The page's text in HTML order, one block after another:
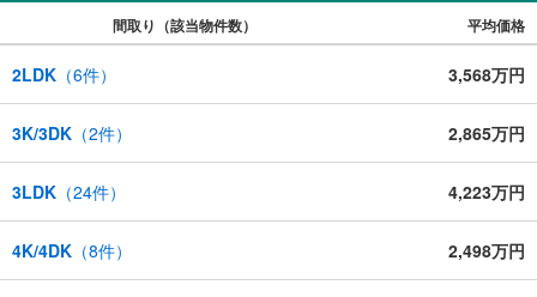
間取り（該当物件数） 平均価格
2LDK （6件） 3,568万円
3K/3DK （2件） 2,865万円
3LDK （24件） 4,223万円
4K/4DK （8件） 2,498万円